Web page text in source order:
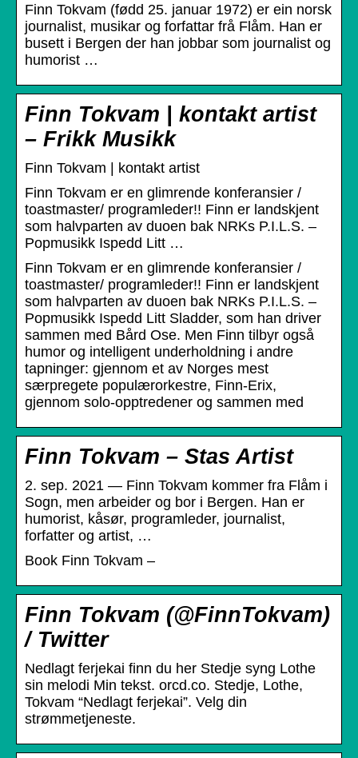
Finn Tokvam (fødd 25. januar 1972) er ein norsk
journalist, musikar og forfattar frå Flåm. Han er
busett i Bergen der han jobbar som journalist og
humorist …
Finn Tokvam | kontakt artist
– Frikk Musikk
Finn Tokvam | kontakt artist
Finn Tokvam er en glimrende konferansier /
toastmaster/ programleder!! Finn er landskjent
som halvparten av duoen bak NRKs P.I.L.S. –
Popmusikk Ispedd Litt …
Finn Tokvam er en glimrende konferansier /
toastmaster/ programleder!! Finn er landskjent
som halvparten av duoen bak NRKs P.I.L.S. –
Popmusikk Ispedd Litt Sladder, som han driver
sammen med Bård Ose. Men Finn tilbyr også
humor og intelligent underholdning i andre
tapninger: gjennom et av Norges mest
særpregete populærorkestre, Finn-Erix,
gjennom solo-opptredener og sammen med
Finn Tokvam – Stas Artist
2. sep. 2021 — Finn Tokvam kommer fra Flåm i
Sogn, men arbeider og bor i Bergen. Han er
humorist, kåsør, programleder, journalist,
forfatter og artist, …
Book Finn Tokvam –
Finn Tokvam (@FinnTokvam)
/ Twitter
Nedlagt ferjekai finn du her Stedje syng Lothe
sin melodi Min tekst. orcd.co. Stedje, Lothe,
Tokvam “Nedlagt ferjekai”. Velg din
strømmetjeneste.